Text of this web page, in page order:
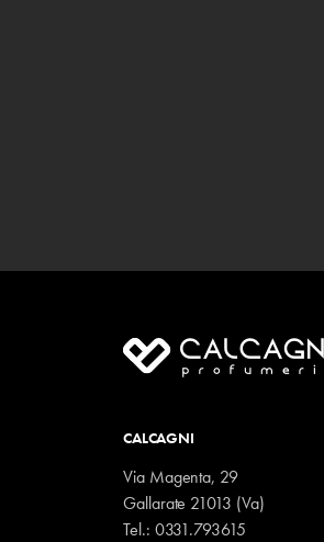
CALCAGNI
Via Magenta, 29
Gallarate 21013 (Va)
Tel.: 0331.793615